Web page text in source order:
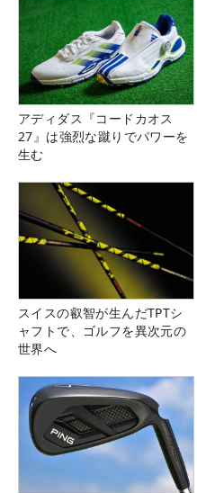
アディダス『コードカオス
27』は強烈な蹴りでパワーを
生む
スイスの叡智が生んだTPTシ
ャフトで、ゴルフを異次元の
世界へ